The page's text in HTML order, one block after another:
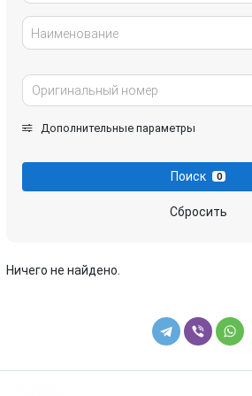
Наименование
Дополнительные параметры
Поиск 0
Сбросить
Ничего не найдено.